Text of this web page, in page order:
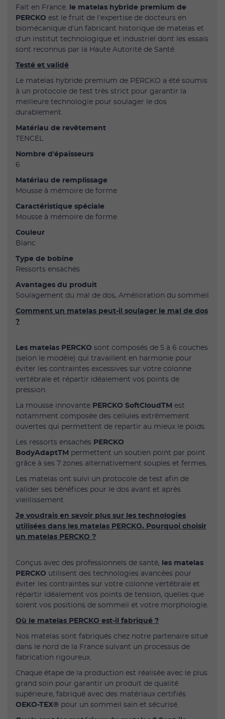
Fait en France.
le matelas hybride premium de
PERCKO est le fruit de l’expertise de docteurs en
biomécanique d’un fabricant historique de matelas et
d’un institut technologique et industriel dont les essais
sont reconnus par la Haute Autorité de Santé.
Testé et validé
Le matelas hybride premium de PERCKO a été soumis
à un protocole de test très strict pour garantir la
meilleure technologie pour soulager le dos
durablement.
Matériau de revêtement
TENCEL
Nombre d'épaisseurs
6
Matériau de remplissage
Mousse à mémoire de forme
Caractéristique spéciale
Mousse à mémoire de forme
Couleur
Blanc
Type de bobine
Ressorts ensachés
Avantages du produit
Soulagement du mal de dos, Amélioration du sommeil
Comment un matelas peut-il soulager le mal de dos
?
Les matelas PERCKO sont composés de 5 à 6 couches
(selon le modèle) qui travaillent en harmonie pour
éviter les contraintes excessives sur votre colonne
vertébrale et répartir idéalement vos points de
pression.
La mousse innovante PERCKO SoftCloudTM est
notamment composée des cellules extrêmement
ouvertes qui permettent de repartir au mieux le poids.
Les ressorts ensachés PERCKO
BodyAdaptTM permettent un soutien point par point
grâce à ses 7 zones alternativement souples et fermes.
Les matelas ont suivi un protocole de test afin de
valider ses bénéfices pour le dos avant et après
vieillissement
Je voudrais en savoir plus sur les technologies
utilisées dans les matelas PERCKO. Pourquoi choisir
un matelas PERCKO ?
Conçus avec des professionnels de santé, les matelas
PERCKO utilisent des technologies avancées pour
éviter les contraintes sur votre colonne vertébrale et
répartir idéalement vos points de tension, quelles que
soient vos positions de sommeil et votre morphologie.
Où le matelas PERCKO est-il fabriqué ?
Nos matelas sont fabriqués chez notre partenaire situé
dans le nord de la France suivant un processus de
fabrication rigoureux.
Chaque étape de la production est réalisée avec le plus
grand soin pour garantir un produit de qualité
supérieure, fabriqué avec des matériaux certifiés
OEKO-TEX® pour un sommeil sain et sécurisé.